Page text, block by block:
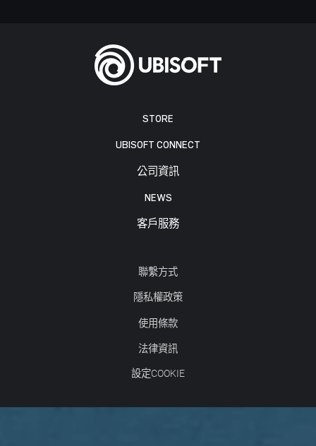
STORE
UBISOFT CONNECT
公司資訊
NEWS
客戶服務
聯繫方式
隱私權政策
使用條款
法律資訊
設定COOKIE